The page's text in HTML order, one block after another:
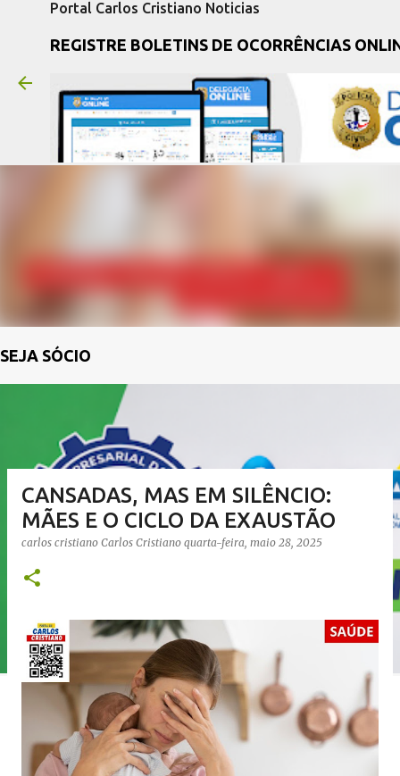
Portal Carlos Cristiano Noticias
REGISTRE BOLETINS DE OCORRÊNCIAS
SEJA SÓCIO
CANSADAS, MAS EM SILÊNCIO:
MÃES E O CICLO DA EXAUSTÃO
carlos cristiano Carlos Cristiano quarta-feira, maio 28, 2025